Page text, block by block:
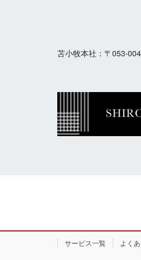
苫小牧本社： 〒053-
サービス一覧 よく